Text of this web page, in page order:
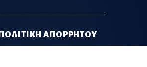
ΠΟΛΙΤΙΚΗ ΑΠΟΡΡΗΤΟΥ